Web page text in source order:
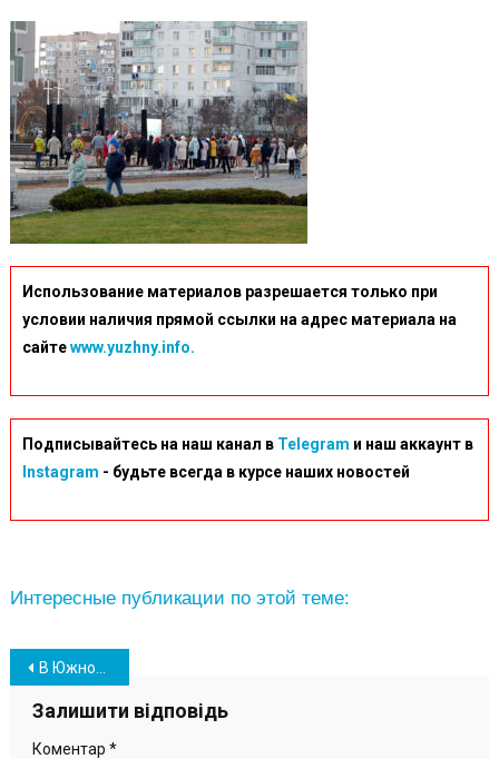
Использование материалов разрешается только при
условии наличия прямой ссылки на адрес материала на
сайтеwww.yuzhny.info.
Подписывайтесь на наш канал в Telegram и наш аккаунт в
Instagram - будьте всегда в курсе наших новостей
Интересные публикации по этой теме:
Навігація
записів
В Южном почтили память жертв голодоморов в Украине (фото)
Залишити відповідь
Коментар *